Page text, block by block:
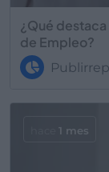
¿Qué
de Empleo?
1 mes